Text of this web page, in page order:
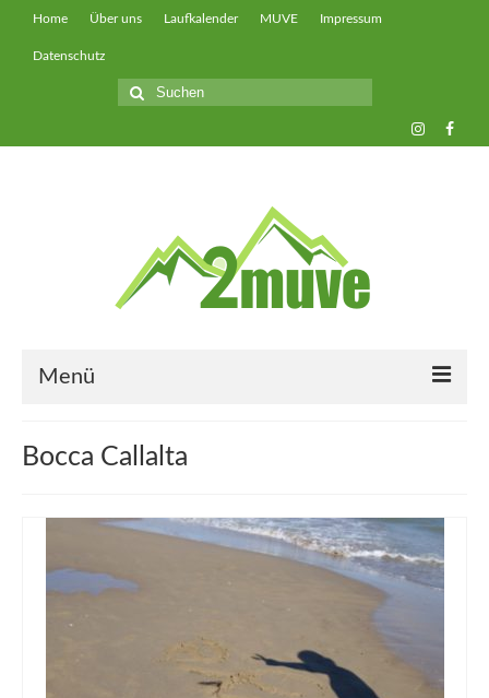
Home Über uns Laufkalender MUVE Impressum
Datenschutz
Suche
nach:
Menü
muveAWAY
muveLIVELY
Bocca Callalta